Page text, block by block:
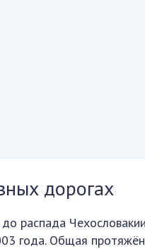
дорогах
распада
года. Общая